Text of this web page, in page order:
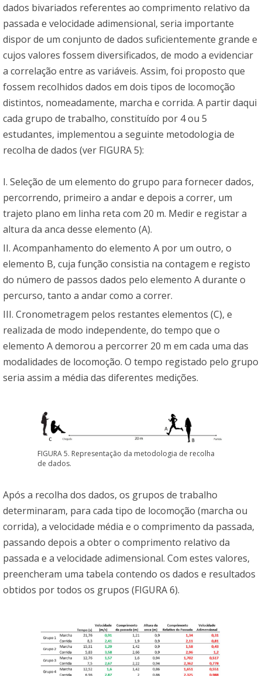
dados bivariados referentes ao comprimento relativo da
passada e velocidade adimensional, seria importante
dispor de um conjunto de dados suficientemente grande e
cujos valores fossem diversificados, de modo a evidenciar
a correlação entre as variáveis. Assim, foi proposto que
fossem recolhidos dados em dois tipos de locomoção
distintos, nomeadamente, marcha e corrida. A partir daqui
cada grupo de trabalho, constituído por 4 ou 5
estudantes, implementou a seguinte metodologia de
recolha de dados (ver FIGURA 5):
I. Seleção de um elemento do grupo para fornecer dados,
percorrendo, primeiro a andar e depois a correr, um
trajeto plano em linha reta com 20 m. Medir e registar a
altura da anca desse elemento (A).
II. Acompanhamento do elemento A por um outro, o
elemento B, cuja função consistia na contagem e registo
do número de passos dados pelo elemento A durante o
percurso, tanto a andar como a correr.
III. Cronometragem pelos restantes elementos (C), e
realizada de modo independente, do tempo que o
elemento A demorou a percorrer 20 m em cada uma das
modalidades de locomoção. O tempo registado pelo grupo
seria assim a média das diferentes medições.
FIGURA 5. Representação da metodologia de recolha
de dados.
Após a recolha dos dados, os grupos de trabalho
determinaram, para cada tipo de locomoção (marcha ou
corrida), a velocidade média e o comprimento da passada,
passando depois a obter o comprimento relativo da
passada e a velocidade adimensional. Com estes valores,
preencheram uma tabela contendo os dados e resultados
obtidos por todos os grupos (FIGURA 6).